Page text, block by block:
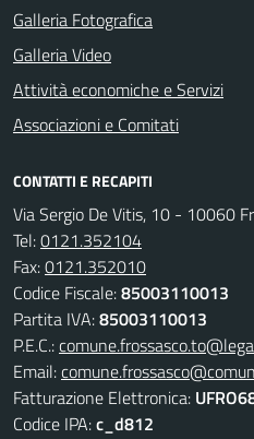
Galleria Fotografica
Galleria Video
Attività economiche e Servizi
Associazioni e Comitati
CONTATTI E RECAPITI
Via Sergio De Vitis, 10 - 10060
Tel:0121.352104
Fax:0121.352010
Codice Fiscale:85003110013
Partita IVA:85003110013
P.E.C.:
Email:
Fatturazione Elettronica:
Codice IPA:c_d812